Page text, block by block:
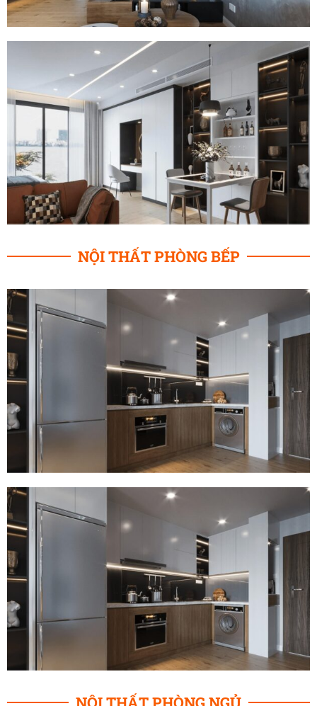
NỘI THẤT PHÒNG BẾP